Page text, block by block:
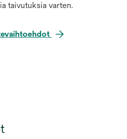
taivutuksia varten.